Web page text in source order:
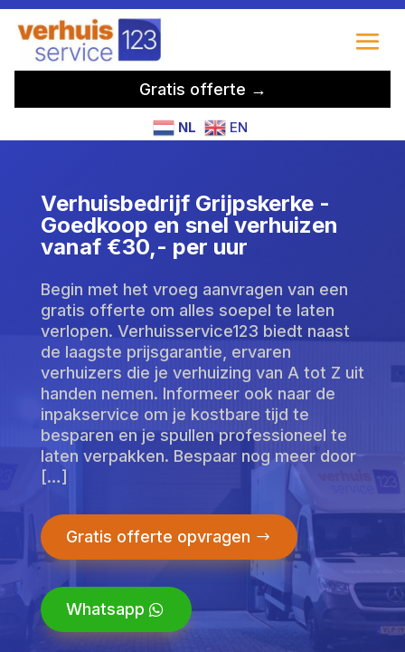
Gratis offerte →
NL EN
Verhuisbedrijf Grijpskerke -
Goedkoop en snel verhuizen
vanaf €30,- per uur
Begin met het vroeg aanvragen van een
gratis offerte om alles soepel te laten
verlopen. Verhuisservice123 biedt naast
de laagste prijsgarantie, ervaren
verhuizers die je verhuizing van A tot Z uit
handen nemen. Informeer ook naar de
inpakservice om je kostbare tijd te
besparen en je spullen professioneel te
laten verpakken. Bespaar nog meer door
[…]
Gratis offerte opvragen
Whatsapp